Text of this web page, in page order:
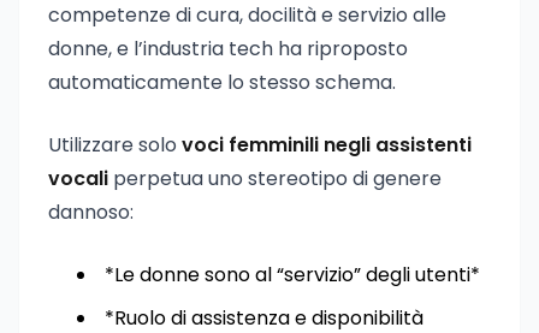
competenze di cura, docilità e servizio alle
donne, e l’industria tech ha riproposto
automaticamente lo stesso schema.
Utilizzare solo voci femminili negli assistenti
vocali perpetua uno stereotipo di genere
dannoso:
*Le donne sono al “servizio” degli utenti*
*Ruolo di assistenza e disponibilità